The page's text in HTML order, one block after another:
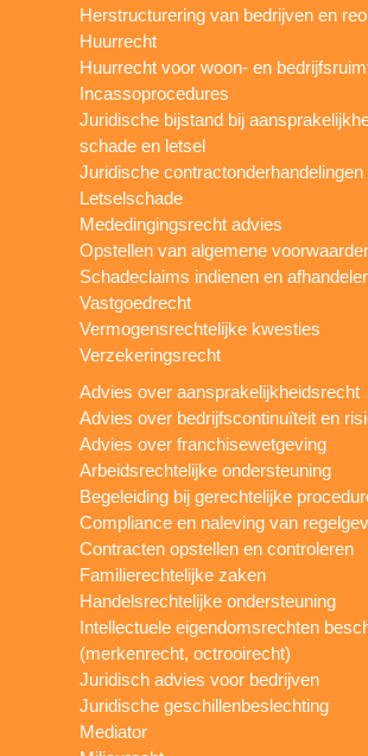
Herstructurering van bedrijven en
Huurrecht
Huurrecht voor woon- en
Incassoprocedures
Juridische bijstand bij
schade en letsel
Juridische contractonderhandelingen
Letselschade
Mededingingsrecht advies
Opstellen van algemene
Schadeclaims indienen en
Vastgoedrecht
Vermogensrechtelijke kwesties
Verzekeringsrecht
Advies over aansprakelijkheidsrecht
Advies over bedrijfscontinuïteit en
Advies over franchisewetgeving
Arbeidsrechtelijke ondersteuning
Begeleiding bij gerechtelijke
Compliance en naleving van
Contracten opstellen en controleren
Familierechtelijke zaken
Handelsrechtelijke ondersteuning
Intellectuele eigendomsrechten
(merkenrecht, octrooirecht)
Juridisch advies voor bedrijven
Juridische geschillenbeslechting
Mediator